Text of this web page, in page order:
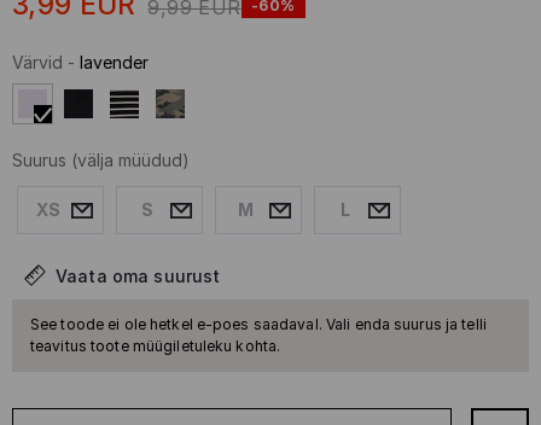
9,99 EUR -60%
Värvid - lavender
Suurus (välja müüdud)
XS S M L
Vaata oma suurust
See toode ei ole hetkel e-poes saadaval. Vali enda suurus ja telli
teavitus toote müügiletuleku kohta.